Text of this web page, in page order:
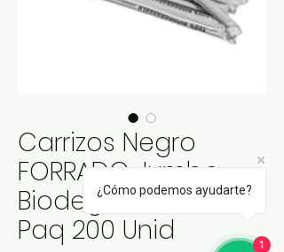
Carrizos Negro
FORRADO Jumbo
Biodegradable /
Paq 200 Unid
¿Cómo podemos ayudarte?
1